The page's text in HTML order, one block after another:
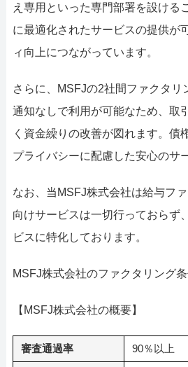
え専用といった専門部署を設ける
に最適化されたサービスの提供が
ィ向上につながっています。
さらに、MSFJの2社間ファクタリ
通知なしで利用が可能なため、取
く資金繰りの改善が図れます。債
プライバシーに配慮した安心のサ
なお、当MSFJ株式会社は給与フ
向けサービスは一切行っておらず
ビスに特化しております。
MSFJ株式会社のファクタリング
【MSFJ株式会社の概要】
審査通過率 90％以上